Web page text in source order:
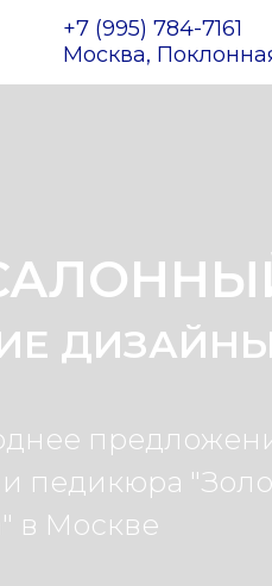
+7 (995) 784-7161
Москва,
педикюра
в Москве